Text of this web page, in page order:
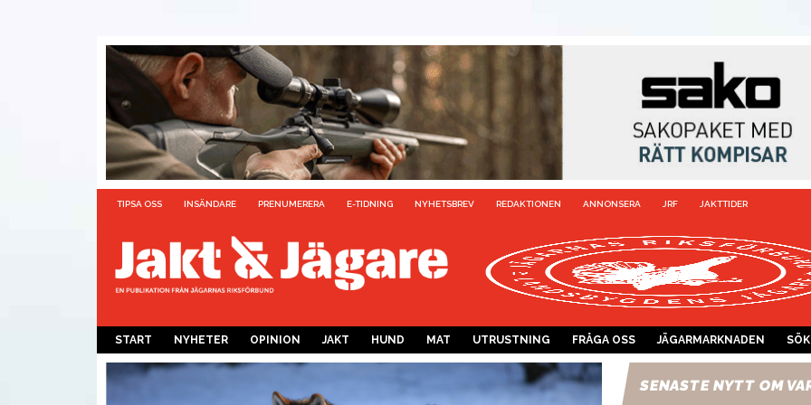
TIPSA OSS INSÄNDARE PRENUMERERA E-TIDNING NYHETSBREV REDAKTIONEN ANNONSERA JRF JAKTTIDER
START NYHETER OPINION JAKT HUND MAT UTRUSTNING FRÅGA OSS JÄGARMARKNADEN SÖK
SENASTE NYTT OM